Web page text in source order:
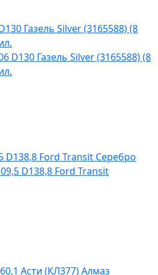
D130 Газель Silver (3165588) (8
D138,8 Ford Transit